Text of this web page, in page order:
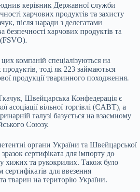
керівник Державної служби
харчових продуктів та захисту
після наради з делегатами
безпечності харчових продуктів та
(FSVO).
компаній спеціалізуються на
тоді як 223 займаються
продукції тваринного походження.
Швейцарська Конфедерація є
асоціації вільної торгівлі (ЄАВТ), а
галузі базується на взаємному
Союзу.
органи України та Швейцарської
сертифіката для імпорту до
хижих та рукокрилих. Також було
для ввезення
тварин на територію України.